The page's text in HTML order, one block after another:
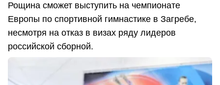
Рощина сможет выступить на чемпионате
Европы по спортивной гимнастике в Загребе,
несмотря на отказ в визах ряду лидеров
российской сборной.